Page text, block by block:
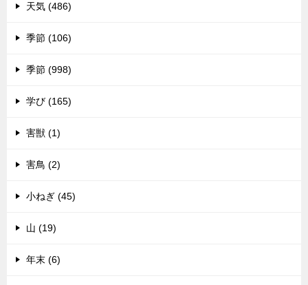
天気 (486)
季節 (106)
季節 (998)
学び (165)
害獣 (1)
害鳥 (2)
小ねぎ (45)
山 (19)
年末 (6)